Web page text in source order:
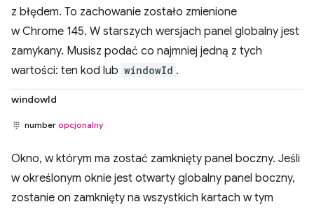
z błędem. To zachowanie zostało zmienione
w Chrome 145. W starszych wersjach panel globalny jest
zamykany. Musisz podać co najmniej jedną z tych
wartości: ten kod lub windowId .
windowId
number opcjonalny
Okno, w którym ma zostać zamknięty panel boczny. Jeśli
w określonym oknie jest otwarty globalny panel boczny,
zostanie on zamknięty na wszystkich kartach w tym